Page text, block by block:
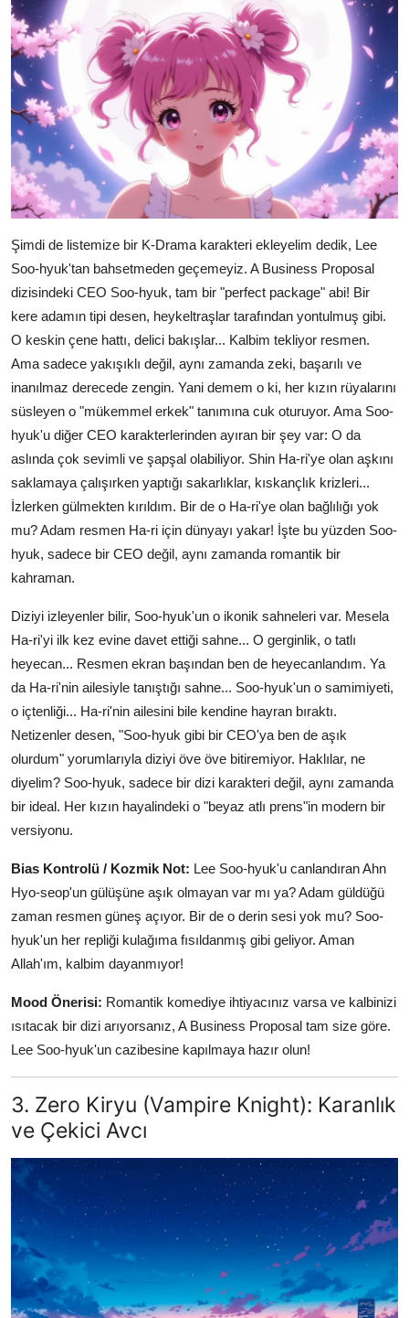
Şimdi de listemize bir K-Drama karakteri ekleyelim dedik, Lee
Soo-hyuk'tan bahsetmeden geçemeyiz. A Business Proposal
dizisindeki CEO Soo-hyuk, tam bir "perfect package" abi! Bir
kere adamın tipi desen, heykeltraşlar tarafından yontulmuş gibi.
O keskin çene hattı, delici bakışlar... Kalbim tekliyor resmen.
Ama sadece yakışıklı değil, aynı zamanda zeki, başarılı ve
inanılmaz derecede zengin. Yani demem o ki, her kızın rüyalarını
süsleyen o "mükemmel erkek" tanımına cuk oturuyor. Ama Soo-
hyuk'u diğer CEO karakterlerinden ayıran bir şey var: O da
aslında çok sevimli ve şapşal olabiliyor. Shin Ha-ri'ye olan aşkını
saklamaya çalışırken yaptığı sakarlıklar, kıskançlık krizleri...
İzlerken gülmekten kırıldım. Bir de o Ha-ri'ye olan bağlılığı yok
mu? Adam resmen Ha-ri için dünyayı yakar! İşte bu yüzden Soo-
hyuk, sadece bir CEO değil, aynı zamanda romantik bir
kahraman.
Diziyi izleyenler bilir, Soo-hyuk'un o ikonik sahneleri var. Mesela
Ha-ri'yi ilk kez evine davet ettiği sahne... O gerginlik, o tatlı
heyecan... Resmen ekran başından ben de heyecanlandım. Ya
da Ha-ri'nin ailesiyle tanıştığı sahne... Soo-hyuk'un o samimiyeti,
o içtenliği... Ha-ri'nin ailesini bile kendine hayran bıraktı.
Netizenler desen, "Soo-hyuk gibi bir CEO'ya ben de aşık
olurdum" yorumlarıyla diziyi öve öve bitiremiyor. Haklılar, ne
diyelim? Soo-hyuk, sadece bir dizi karakteri değil, aynı zamanda
bir ideal. Her kızın hayalindeki o "beyaz atlı prens"in modern bir
versiyonu.
Bias Kontrolü / Kozmik Not: Lee Soo-hyuk'u canlandıran Ahn
Hyo-seop'un gülüşüne aşık olmayan var mı ya? Adam güldüğü
zaman resmen güneş açıyor. Bir de o derin sesi yok mu? Soo-
hyuk'un her repliği kulağıma fısıldanmış gibi geliyor. Aman
Allah'ım, kalbim dayanmıyor!
Mood Önerisi: Romantik komediye ihtiyacınız varsa ve kalbinizi
ısıtacak bir dizi arıyorsanız, A Business Proposal tam size göre.
Lee Soo-hyuk'un cazibesine kapılmaya hazır olun!
3. Zero Kiryu (Vampire Knight): Karanlık
ve Çekici Avcı